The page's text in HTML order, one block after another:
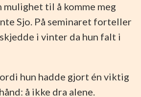
mulighet til å komme meg
Sjo. På seminaret forteller
i vinter da hun falt i
hun hadde gjort én viktig
å ikke dra alene.